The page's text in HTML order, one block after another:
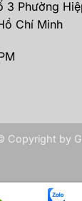
3 Phường
Chí Minh
Copyright by